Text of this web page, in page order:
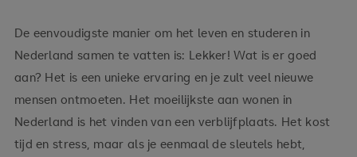
De eenvoudigste manier om het leven en studeren in
Nederland samen te vatten is: Lekker! Wat is er goed
aan? Het is een unieke ervaring en je zult veel nieuwe
mensen ontmoeten. Het moeilijkste aan wonen in
Nederland is het vinden van een verblijfplaats. Het kost
tijd en stress, maar als je eenmaal de sleutels hebt,